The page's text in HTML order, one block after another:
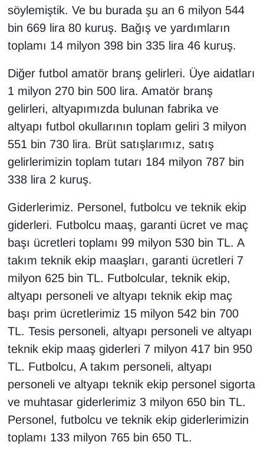
söylemiştik. Ve bu burada şu an 6 milyon 544
bin 669 lira 80 kuruş. Bağış ve yardımların
toplamı 14 milyon 398 bin 335 lira 46 kuruş.
Diğer futbol amatör branş gelirleri. Üye aidatları
1 milyon 270 bin 500 lira. Amatör branş
gelirleri, altyapımızda bulunan fabrika ve
altyapı futbol okullarının toplam geliri 3 milyon
551 bin 730 lira. Brüt satışlarımız, satış
gelirlerimizin toplam tutarı 184 milyon 787 bin
338 lira 2 kuruş.
Giderlerimiz. Personel, futbolcu ve teknik ekip
giderleri. Futbolcu maaş, garanti ücret ve maç
başı ücretleri toplamı 99 milyon 530 bin TL. A
takım teknik ekip maaşları, garanti ücretleri 7
milyon 625 bin TL. Futbolcular, teknik ekip,
altyapı personeli ve altyapı teknik ekip maç
başı prim ücretlerimiz 15 milyon 542 bin 700
TL. Tesis personeli, altyapı personeli ve altyapı
teknik ekip maaş giderleri 7 milyon 417 bin 950
TL. Futbolcu, A takım personeli, altyapı
personeli ve altyapı teknik ekip personel sigorta
ve muhtasar giderlerimiz 3 milyon 650 bin TL.
Personel, futbolcu ve teknik ekip giderlerimizin
toplamı 133 milyon 765 bin 650 TL.